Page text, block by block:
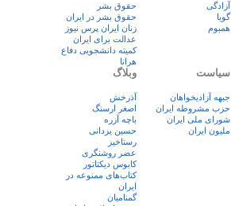
آزادگی
گویا
همبوم
حقوق بشر
حقوق بشر در ایران
زنان ايران پرس نيوز
عدالت برای ایران
کمیته دانشجویی دفاع
هرانا
سیاست
جبهه آزادیخواهان
حزب مشروطه ایران
شورای ملی ایران
ملیون ایران
وبلاگ
آذرخش
اصغر ارسنگ
باچه آزره
حسین یزدانی
رستاخیز
عضر روشنگری
کابوس دیکتاتور
کتاب‌های ممنوعه در
ایران
گمنامیان